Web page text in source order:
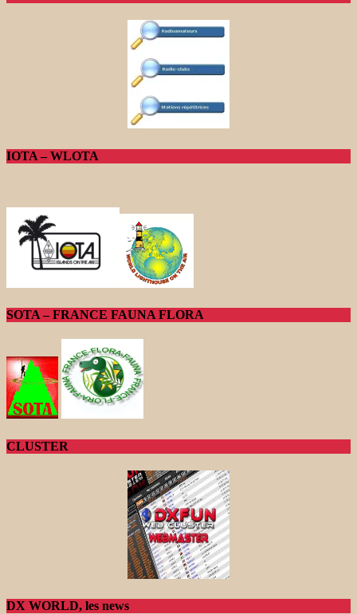
IOTA – WLOTA
SOTA – FRANCE FAUNA FLORA
CLUSTER
DX WORLD, les news